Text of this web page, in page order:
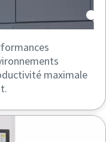
maximale